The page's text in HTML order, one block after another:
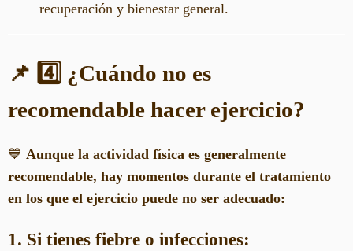
recuperación y bienestar general.
📌 4️⃣ ¿Cuándo no es
recomendable hacer ejercicio?
💙 Aunque la actividad física es generalmente
recomendable, hay momentos durante el tratamiento
en los que el ejercicio puede no ser adecuado:
1. Si tienes fiebre o infecciones: